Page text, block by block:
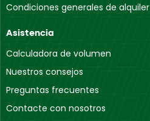
Condiciones generales de alquiler
Asistencia
Calculadora de volumen
Nuestros consejos
Preguntas frecuentes
Contacte con nosotros